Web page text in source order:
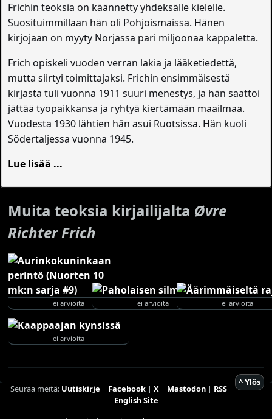
Frichin teoksia on käännetty yhdeksälle kielelle.
Suosituimmillaan hän oli Pohjoismaissa. Hänen
kirjojaan on myyty Norjassa pari miljoonaa kappaletta.
Frich opiskeli vuoden verran lakia ja lääketiedettä,
mutta siirtyi toimittajaksi. Frichin ensimmäisestä
kirjasta tuli vuonna 1911 suuri menestys, ja hän saattoi
jättää työpaikkansa ja ryhtyä kiertämään maailmaa.
Vuodesta 1930 lähtien hän asui Ruotsissa. Hän kuoli
Södertaljessa vuonna 1945.
Lue lisää ...
Muita teoksia kirjailijalta Øvre
Richter Frich
ei arvioita ei arvioita ei arvioita
ei arvioita
^ Ylös
Seuraa meitä: Uutiskirje | Facebook| X| Mastodon| RSS|
English Site